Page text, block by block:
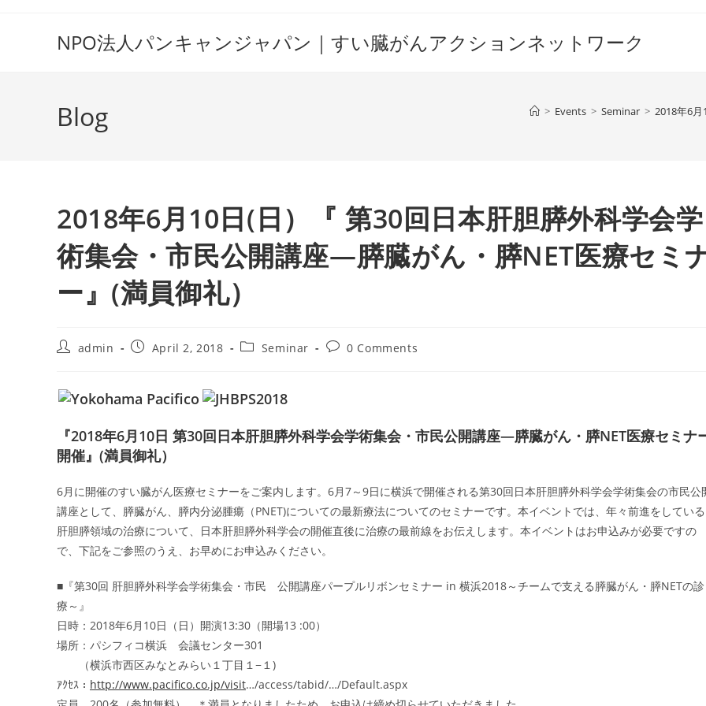
NPO法人パンキャンジャパン｜すい臓がんアクションネットワーク
Blog > Events > Seminar > 2018年6
2018年6月10日(日）『 第30回日本肝胆膵外科学会学
術集会・市民公開講座―膵臓がん・膵NET医療セミ
ー』(満員御礼）
Postadmin
PostApril 2, 2018
PostSeminar
Post0 Comments
『2018年6月10日 第30回日本肝胆膵外科学会学術集会・市民公開講座―膵臓がん・膵NET医療セミナ
開催』(満員御礼）
6月に開催のすい臓がん医療セミナーをご案内します。6月7～9日に横浜で開催される第30回日本肝胆膵外科学会学術集会の市民公
講座として、膵臓がん、膵内分泌腫瘍（PNET)についての最新療法についてのセミナーです。本イベントでは、年々前進をしている
肝胆膵領域の治療について、日本肝胆膵外科学会の開催直後に治療の最前線をお伝えします。本イベントはお申込みが必要ですの
で、下記をご参照のうえ、お早めにお申込みください。
■『第30回 肝胆膵外科学会学術集会・市民 公開講座パープルリボンセミナー in 横浜2018～チームで支える膵臓がん・膵NETの診
療～』
日時：2018年6月10日（日）開演13:30（開場13 :00）
場所：パシフィコ横浜 会議センター301
（横浜市西区みなとみらい１丁目１−１)
ｱｸｾｽ： http://www.pacifico.co.jp/visit…/access/tabid/…/Default.aspx